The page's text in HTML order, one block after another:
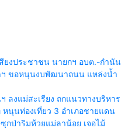
ยงประชาชน นายกฯ อบต.-กำนัน
ฯ ขอหนุนงบพัฒนาถนน แหล่งน้ำ
ลงแม่สะเรียง ถกแนวทางบริหาร
นุนท่องเที่ยว 3 อำเภอชายแดน
กป่าริมห้วยแม่ลาน้อย เจอไม้